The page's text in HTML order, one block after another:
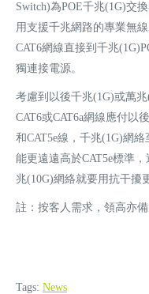
Switch)為POE千兆(1G)交
用支援千兆網路的專業無
CAT6網線直接到千兆
獨連接電源。
考慮到以後千兆(1G)或萬
CAT6或CAT6a網線應付以
和CAT5e線，千兆(1G)網
能更遠遠高於CAT5e標準
兆(10G)網絡就要用抗干擾
註：按客人需求，領高亦備
Tags: News